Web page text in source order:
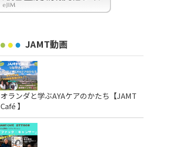
JAMT動画
オランダと学ぶAYAケアのかたち【JAMT
Café 】